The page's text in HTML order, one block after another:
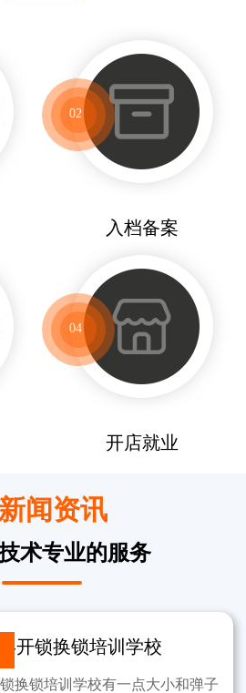
02
入档备案
04
开店就业
闻资讯
术专业的服务
-开锁换锁培训学校
换锁培训学校有一点大小和弹子